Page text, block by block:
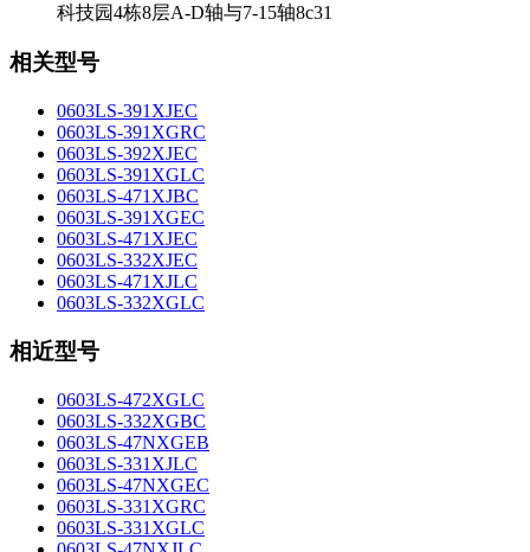
科技园4栋8层A-D轴与7-15轴8c31
相关型号
0603LS-391XJEC
0603LS-391XGRC
0603LS-392XJEC
0603LS-391XGLC
0603LS-471XJBC
0603LS-391XGEC
0603LS-471XJEC
0603LS-332XJEC
0603LS-471XJLC
0603LS-332XGLC
相近型号
0603LS-472XGLC
0603LS-332XGBC
0603LS-47NXGEB
0603LS-331XJLC
0603LS-47NXGEC
0603LS-331XGRC
0603LS-331XGLC